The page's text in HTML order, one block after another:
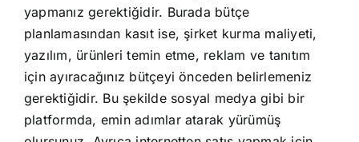
yapmanız gerektiğidir. Burada bütçe
planlamasından kasıt ise, şirket kurma maliyeti,
yazılım, ürünleri temin etme, reklam ve tanıtım
için ayıracağınız bütçeyi önceden belirlemeniz
gerektiğidir. Bu şekilde sosyal medya gibi bir
platformda, emin adımlar atarak yürümüş